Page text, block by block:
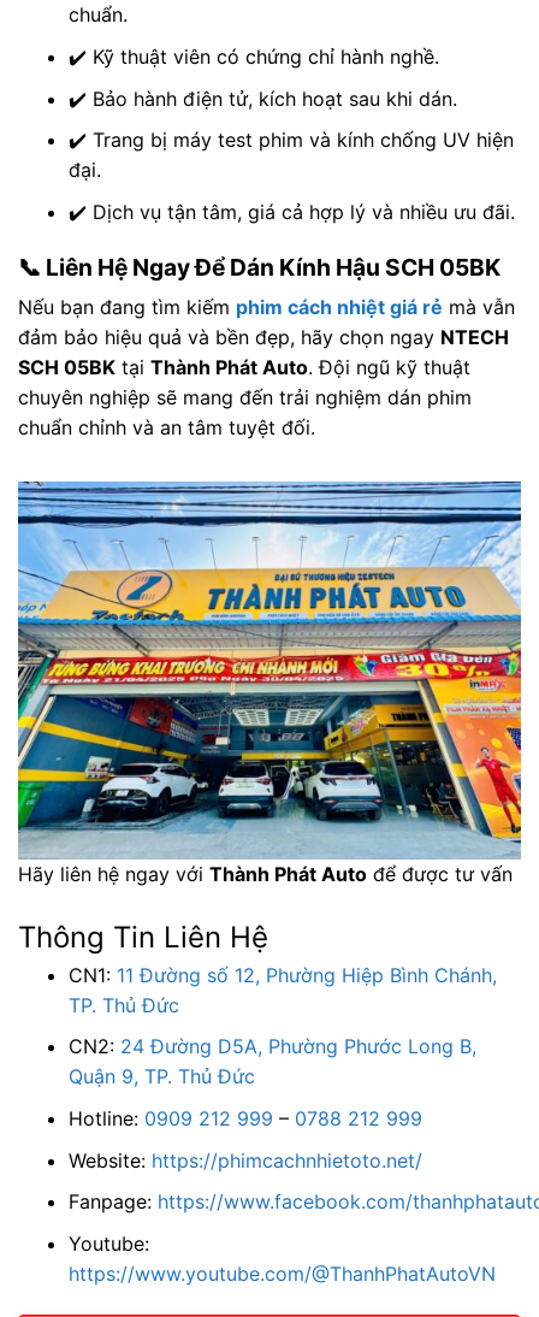
chuẩn.
✔️ Kỹ thuật viên có chứng chỉ hành nghề.
✔️ Bảo hành điện tử, kích hoạt sau khi dán.
✔️ Trang bị máy test phim và kính chống UV hiện
đại.
✔️ Dịch vụ tận tâm, giá cả hợp lý và nhiều ưu đãi.
📞 Liên Hệ Ngay Để Dán Kính Hậu SCH 05BK
Nếu bạn đang tìm kiếm phim cách nhiệt giá rẻ mà vẫn
đảm bảo hiệu quả và bền đẹp, hãy chọn ngay NTECH
SCH 05BK tại Thành Phát Auto. Đội ngũ kỹ thuật
chuyên nghiệp sẽ mang đến trải nghiệm dán phim
chuẩn chỉnh và an tâm tuyệt đối.
Hãy liên hệ ngay với Thành Phát Auto để được tư vấn
Thông Tin Liên Hệ
CN1: 11 Đường số 12, Phường Hiệp Bình Chánh,
TP. Thủ Đức
CN2: 24 Đường D5A, Phường Phước Long B,
Quận 9, TP. Thủ Đức
Hotline: 0909 212 999 – 0788 212 999
Website: https://phimcachnhietoto.net/
Fanpage: https://www.facebook.com/
Youtube:
https://www.youtube.com/@ThanhPhatAutoVN